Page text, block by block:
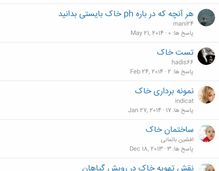
هر آنچه که در باره ph خاک بایستی بدانید
mani24
پاسخ ها 0
May 21, 2014
تست خاک
hadis66
پاسخ ها 2
Feb 24, 2014
نمونه برداری خاک
indicat
پاسخ ها 17
Jan 27, 2014
ساختمان خاک
افشین باتمانی
پاسخ ها 3
Dec 18, 2013